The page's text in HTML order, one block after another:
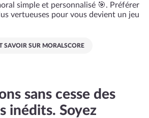
simple et personnalisé 🎯. Préférer
vertueuses pour vous devient un jeu
SAVOIR SUR MORALSCORE
sans cesse des
inédits. Soyez